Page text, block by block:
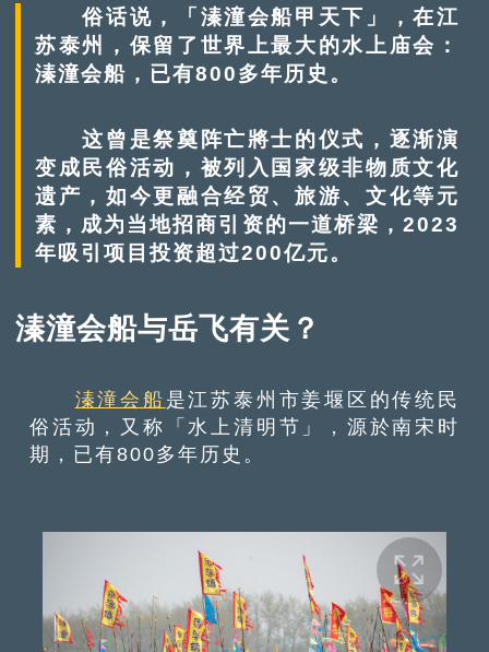
俗话说，「溱潼会船甲天下」，在江
苏泰州，保留了世界上最大的水上庙会：
溱潼会船，已有800多年历史。
这曾是祭奠阵亡將士的仪式，逐渐演
变成民俗活动，被列入国家级非物质文化
遗产，如今更融合经贸、旅游、文化等元
素，成为当地招商引资的一道桥梁，2023
年吸引项目投资超过200亿元。
溱潼会船与岳飞有关？
溱潼会船是江苏泰州市姜堰区的传统民
俗活动，又称「水上清明节」，源於南宋时
期，已有800多年历史。